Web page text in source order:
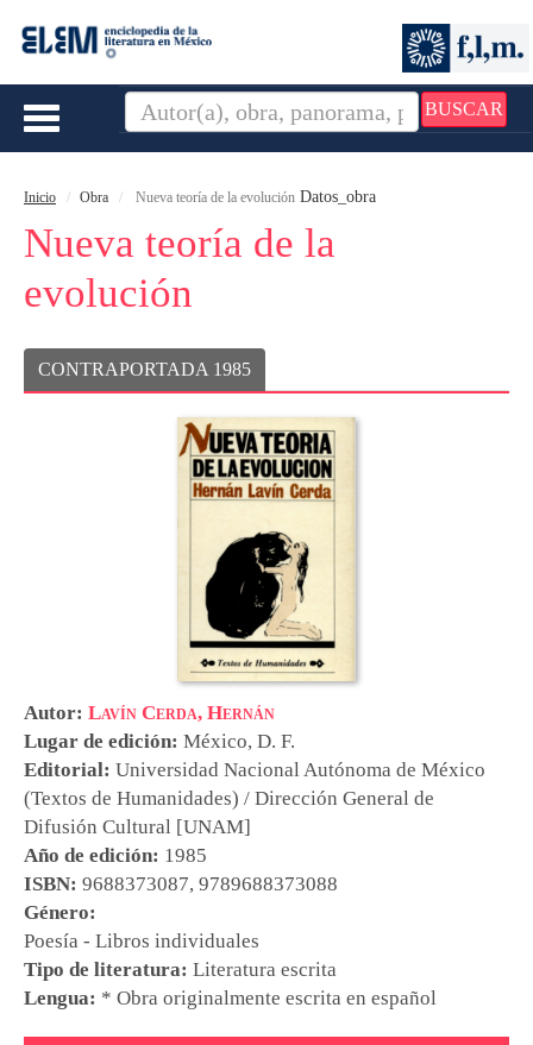
BUSCAR
Toggle
Inicio Obra Nueva teoría de la evolución Datos_obra
Nueva teoría de la
evolución
CONTRAPORTADA 1985
Autor: Lavín Cerda, Hernán
Lugar de edición: México, D. F.
Editorial: Universidad Nacional Autónoma de México
(Textos de Humanidades) / Dirección General de
Difusión Cultural [UNAM]
Año de edición: 1985
ISBN: 9688373087, 9789688373088
Género:
Poesía - Libros individuales
Tipo de literatura: Literatura escrita
Lengua: * Obra originalmente escrita en español